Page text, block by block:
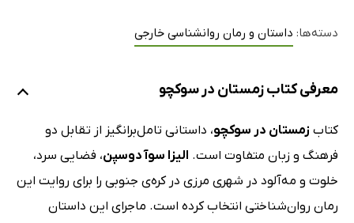
دسته‌ها: داستان و رمان روانشناسی خارجی
معرفی کتاب زمستان در سوکچو
کتاب زمستان در سوکچو، داستانی تامل‌برانگیز از تقابل دو
فرهنگ و زبان متفاوت است. الیزا سوآ دوسپن، فضایی سرد،
خلوت و مه‌آلود در شهری مرزی در کره‌ی جنوبی را برای روایت این
رمان روان‌شناختی انتخاب کرده است. ماجرای این داستان